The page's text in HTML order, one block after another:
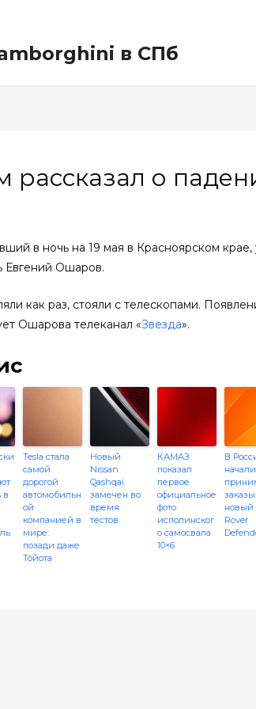
в СПб
рассказал о
в ночь на 19 мая в Красноярском
Евгений Ошаров.
как раз, стояли с телескопами.
Ошарова телеканал «Звезда».
в
Tesla стала
самой
дорогой
автомобильн
ой
компанией в
мире:
позади даже
Тойота
Новый
Nissan
Qashqai
замечен во
время
тестов
КАМАЗ
показал
первое
официальное
фото
исполинског
о самосвала
10×6
В
начали
новый
Rover